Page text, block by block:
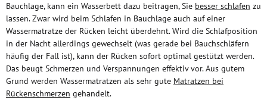
Bauchlage, kann ein Wasserbett dazu beitragen, Sie besser schlafen zu
lassen. Zwar wird beim Schlafen in Bauchlage auch auf einer
Wassermatratze der Rücken leicht überdehnt. Wird die Schlafposition
in der Nacht allerdings gewechselt (was gerade bei Bauchschläfern
häufig der Fall ist), kann der Rücken sofort optimal gestützt werden.
Das beugt Schmerzen und Verspannungen effektiv vor. Aus gutem
Grund werden Wassermatratzen als sehr gute Matratzen bei
Rückenschmerzen gehandelt.